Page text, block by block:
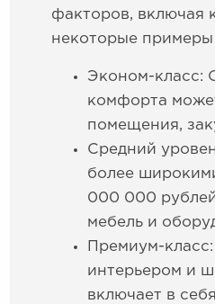
факторов, включая
некоторые примеры
Эконом-класс:
комфорта
помещения,
Средний
более
000 000
мебель и
Премиум-
интерьером и
включает в